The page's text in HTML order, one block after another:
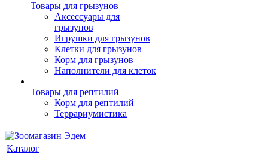
Товары для грызунов
Аксессуары для
грызунов
Игрушки для грызунов
Клетки для грызунов
Корм для грызунов
Наполнители для клеток
Товары для рептилий
Корм для рептилий
Террариумистика
Каталог